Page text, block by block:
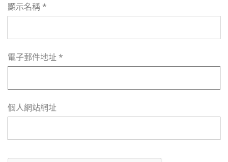
顯示名稱*
電子郵件地址 *
個人網站網址